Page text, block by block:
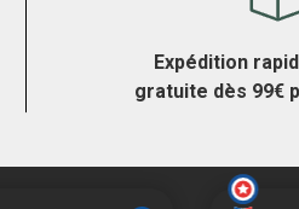
Expédition
gratuite dès 99€